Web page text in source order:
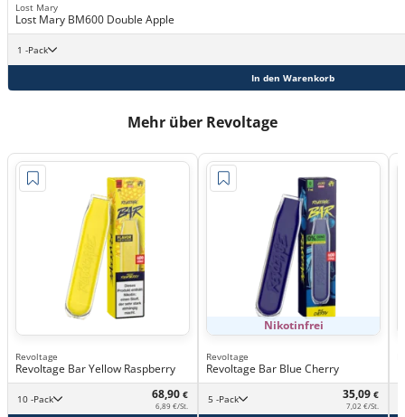
Lost Mary
Lost Mary BM600 Double Apple
1 -Pack
In den Warenkorb
Mehr über Revoltage
Revoltage
Revoltage Bar Yellow Raspberry
10 -Pack 68,90 €
6,89 €/St.
Nikotinfrei
Revoltage
Revoltage Bar Blue Cherry
5 -Pack 35,09 €
7,02 €/St.